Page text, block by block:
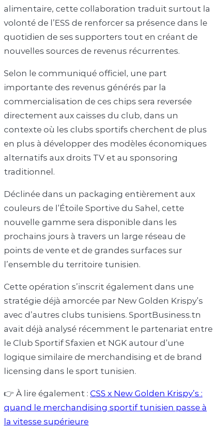
alimentaire, cette collaboration traduit surtout la
volonté de l’ESS de renforcer sa présence dans le
quotidien de ses supporters tout en créant de
nouvelles sources de revenus récurrentes.
Selon le communiqué officiel, une part
importante des revenus générés par la
commercialisation de ces chips sera reversée
directement aux caisses du club, dans un
contexte où les clubs sportifs cherchent de plus
en plus à développer des modèles économiques
alternatifs aux droits TV et au sponsoring
traditionnel.
Déclinée dans un packaging entièrement aux
couleurs de l’Étoile Sportive du Sahel, cette
nouvelle gamme sera disponible dans les
prochains jours à travers un large réseau de
points de vente et de grandes surfaces sur
l’ensemble du territoire tunisien.
Cette opération s’inscrit également dans une
stratégie déjà amorcée par New Golden Krispy’s
avec d’autres clubs tunisiens. SportBusiness.tn
avait déjà analysé récemment le partenariat entre
le Club Sportif Sfaxien et NGK autour d’une
logique similaire de merchandising et de brand
licensing dans le sport tunisien.
👉 À lire également : CSS x New Golden Krispy’s :
quand le merchandising sportif tunisien passe à
la vitesse supérieure